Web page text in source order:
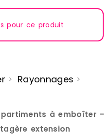
projet.
pour ce produit
> Rayonnages >
à emboîter –
extension